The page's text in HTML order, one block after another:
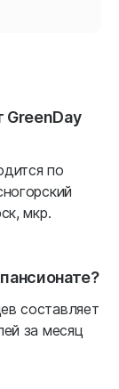
GreenDay
по
мкр.
составляет
за месяц